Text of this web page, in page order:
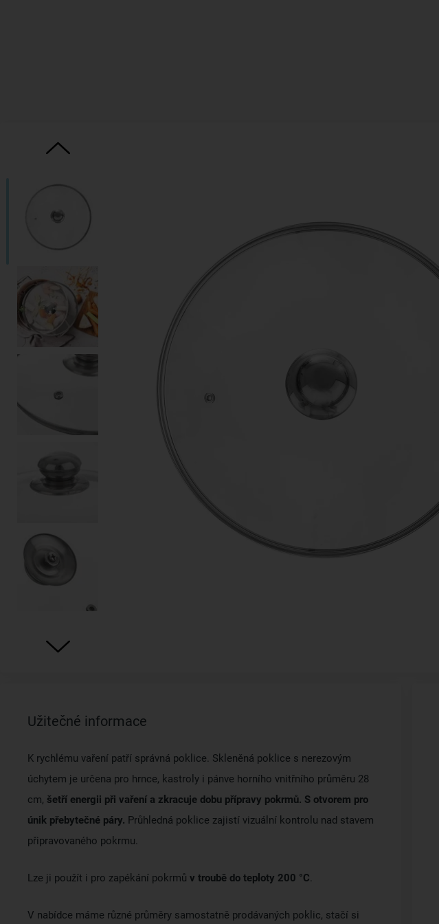
Užitečné informace
K rychlému vaření patří správná poklice. Skleněná poklice s nerezovým
úchytem je určena pro hrnce, kastroly i pánve horního vnitřního průměru 28
cm, šetří energii při vaření a zkracuje dobu přípravy pokrmů. S otvorem pro
únik přebytečné páry. Průhledná poklice zajistí vizuální kontrolu nad stavem
připravovaného pokrmu.
Lze ji použít i pro zapékání pokrmů v troubě do teploty 200 °C.
V nabídce máme různé průměry samostatně prodávaných poklic, stačí si